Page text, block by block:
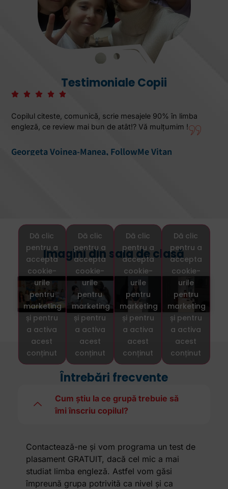
Testimoniale Copii
în limba
!
Întâlnirea cu FollowMe Vitan, a fost ceea ce
copilul meu, pentru pregătirea examenului
găsit suport, răbdare, cea mai buna soluție
pentru mine ca părinte, cât și pentru copilul
Imagini din sala de clasă
Dă clic
pentru a
accepta
cookie-
urile
pentru
marketing
și pentru
a activa
acest
conținut
Dă clic
pentru a
accepta
cookie-
urile
pentru
marketing
și pentru
a activa
acest
conținut
Dă clic
pentru a
accepta
cookie-
urile
pentru
marketing
și pentru
a activa
acest
conținut
Dă clic
pentru a
accepta
cookie-
urile
pentru
marketing
și pentru
a activa
acest
conținut
Întrebări frecvente
Cum știu la ce grupă trebuie să
îmi înscriu copilul?
Contactează-ne și vom programa un test de
plasament GRATUIT, dacă cel mic a mai
studiat limba engleză. Astfel vom găsi
împreună grupa potrivită ca nivel și ca